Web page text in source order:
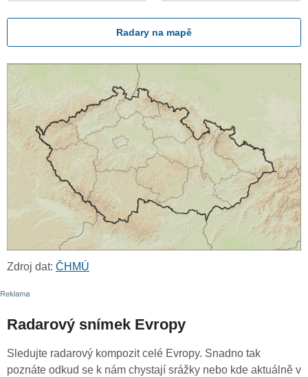
Radary na mapě
Zdroj dat: ČHMÚ
Radarový snímek Evropy
Sledujte radarový kompozit celé Evropy. Snadno tak
poznáte odkud se k nám chystají srážky nebo kde aktuálně v